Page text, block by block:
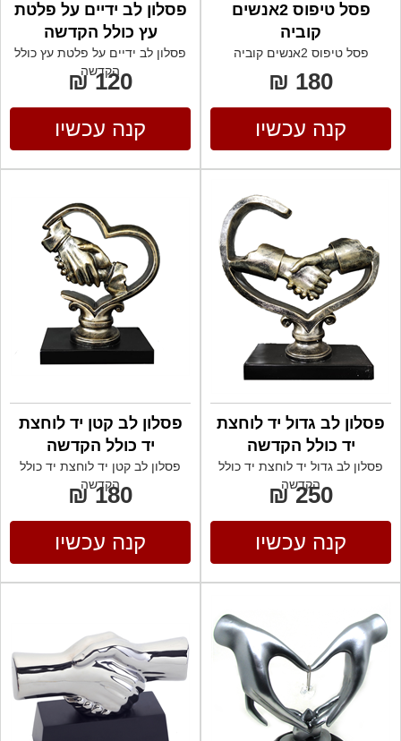
פסל טיפוס 2אנשים
קוביה
פסל טיפוס 2אנשים קוביה
180 ₪
קנה עכשיו
פסלון לב ידיים על פלטת
עץ כולל הקדשה
פסלון לב ידיים על פלטת עץ כולל
הקדשה
120 ₪
קנה עכשיו
פסלון לב גדול יד לוחצת
יד כולל הקדשה
פסלון לב גדול יד לוחצת יד כולל
הקדשה
250 ₪
קנה עכשיו
פסלון לב קטן יד לוחצת
יד כולל הקדשה
פסלון לב קטן יד לוחצת יד כולל
הקדשה
180 ₪
קנה עכשיו